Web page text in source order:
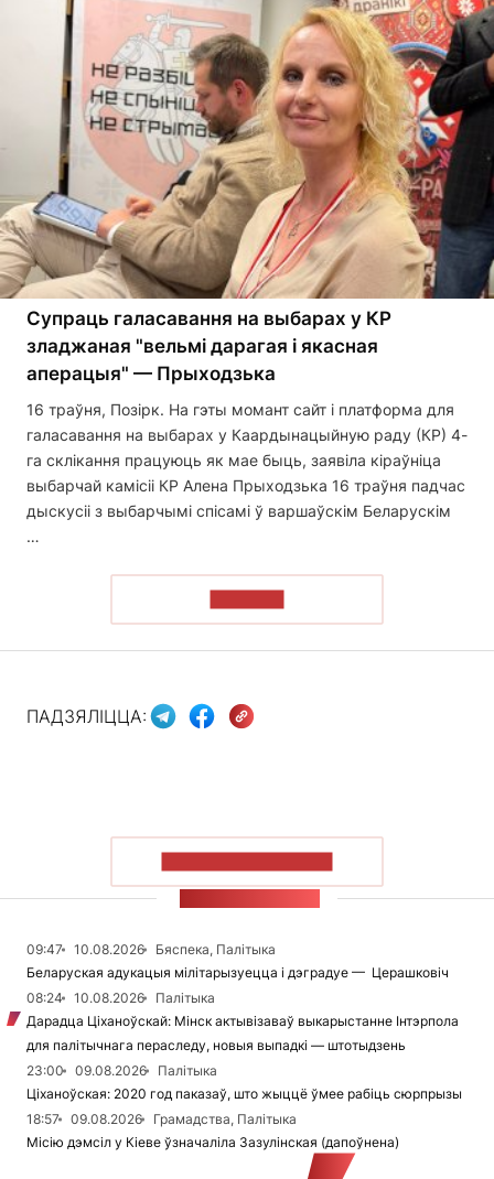
Супраць галасавання на выбарах у КР
зладжаная "вельмі дарагая і якасная
аперацыя" — Прыходзька
16 траўня, Позірк. На гэты момант сайт і платформа для
галасавання на выбарах у Каардынацыйную раду (КР) 4-
га склікання працуюць як мае быць, заявіла кіраўніца
выбарчай камісіі КР Алена Прыходзька 16 траўня падчас
дыскусіі з выбарчымі спісамі ў варшаўскім Беларускім
…
ПАДЗЯЛІЦЦА:
09:47 10.08.2026
Бяспека, Палітыка
Беларуская адукацыя мілітарызуецца і дэградуе — Церашковіч
08:24
10.08.2026
Палітыка
Дарадца Ціханоўскай: Мінск актывізаваў выкарыстанне Інтэрпола
для палітычнага пераследу, новыя выпадкі — штотыдзень
23:00
09.08.2026
Палітыка
Ціханоўская: 2020 год паказаў, што жыццё ўмее рабіць сюрпрызы
18:57
09.08.2026
Грамадства, Палітыка
Місію дэмсіл у Кіеве ўзначаліла Зазулінская (дапоўнена)